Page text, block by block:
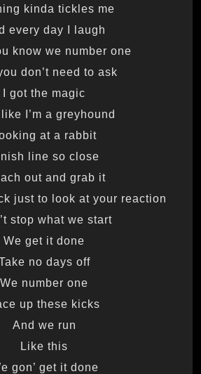
kinda tickles me
every day I laugh
know we number one
don’t need to ask
I got the magic
I’m a greyhound
at a rabbit
line so close
out and grab it
just to look at your reaction
stop what we start
We get it done
no days off
We number one
up these kicks
And we run
Like this
gon’ get it done